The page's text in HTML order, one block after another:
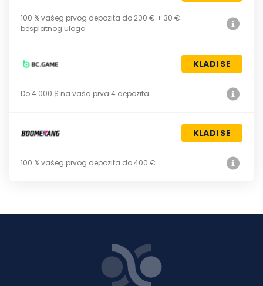
100 % vašeg prvog depozita do 200 € + 30 €
besplatnog uloga
KLADI SE
Do 4.000 $ na vaša prva 4 depozita
KLADI SE
100 % vašeg prvog depozita do 400 €